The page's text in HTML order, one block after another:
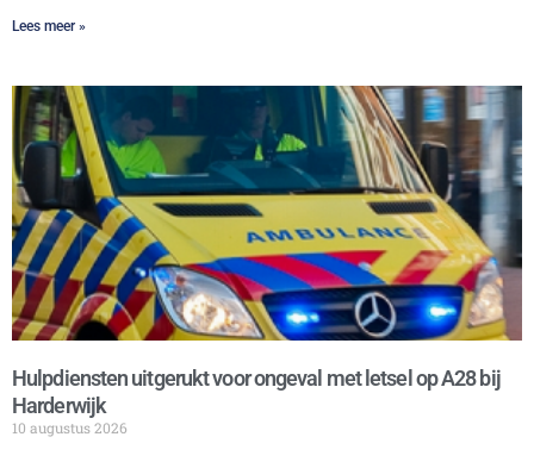
Lees meer »
Hulpdiensten uitgerukt voor ongeval met letsel op A28 bij
Harderwijk
10 augustus 2026